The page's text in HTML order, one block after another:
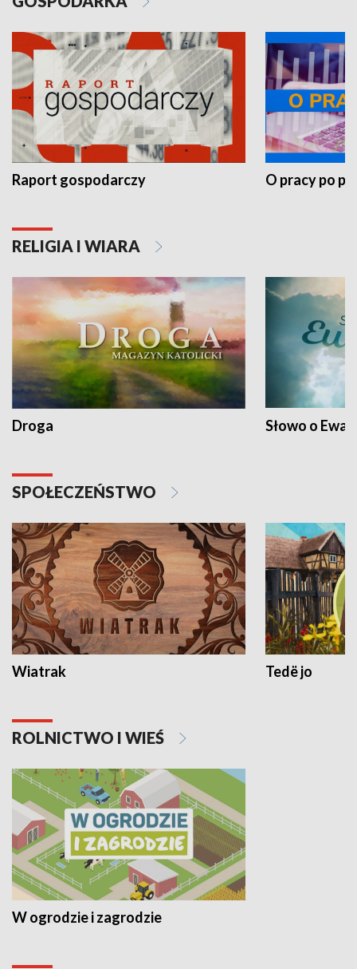
Raport gospodarczy O pracy po
RELIGIA I WIARA
Droga Słowo o
SPOŁECZEŃSTWO
Wiatrak Tedë jo
ROLNICTWO I WIEŚ
W ogrodzie i zagrodzie